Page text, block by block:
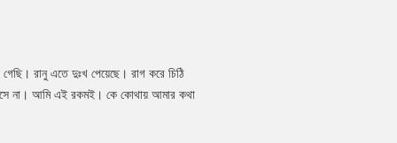
রানু এতে দুঃখ পেয়েছে। রাগ করে চিঠি
না। আমি এই রকমই। কে কোথায় আমার কথা
থাকে, আমি কখনও ভাবি না।